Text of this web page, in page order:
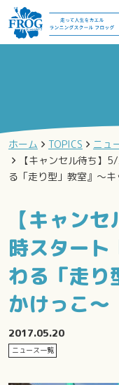
ホーム TOPICS
ニュ
【キャンセル待ち】
る「走り型」教室』～
【キャン
時スター
わる「走り
かけっこ～
2017.05.20
ニュース一覧